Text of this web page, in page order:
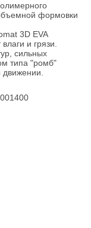
формовки
3D EVA
и грязи.
сильных
типа "ромб"
движении.